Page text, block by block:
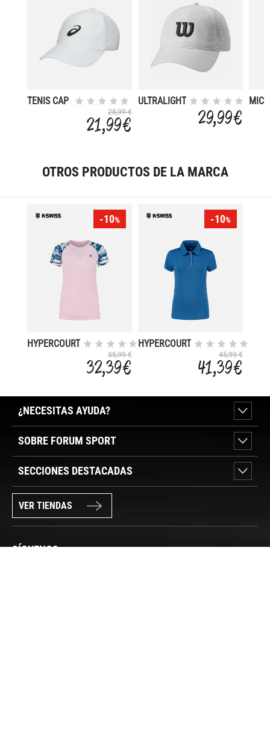
TENIS CAP
28,99 €
21,99 €
ULTRALIGHT
29,99 €
OTROS PRODUCTOS DE LA MARCA
-10%
HYPERCOURT
35,99 €
32,39 €
-10%
HYPERCOURT
45,99 €
41,39 €
¿NECESITAS AYUDA?
SOBRE FORUM SPORT
SECCIONES DESTACADAS
VER TIENDAS
SÍGUENOS